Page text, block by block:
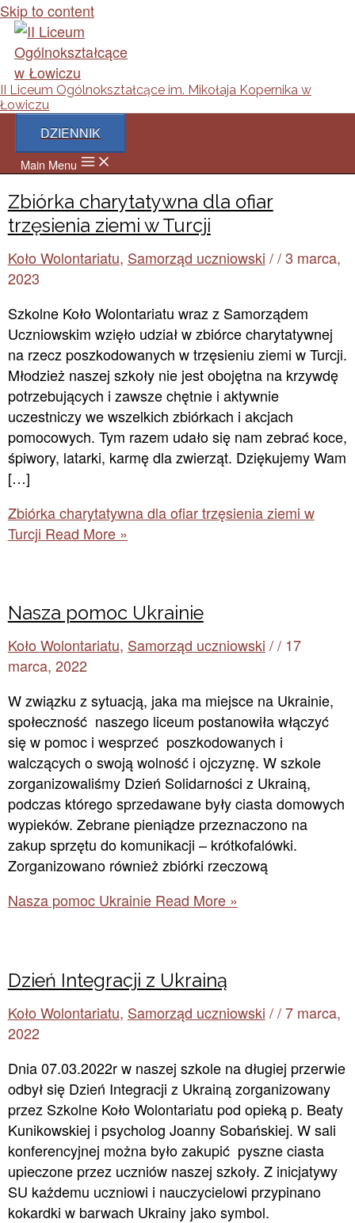
Skip to content
II Liceum Ogólnokształcące im. Mikołaja Kopernika w
Łowiczu
DZIENNIK
Main Menu
Zbiórka charytatywna dla ofiar
trzęsienia ziemi w Turcji
Koło Wolontariatu, Samorząd uczniowski //3 marca,
2023
Szkolne Koło Wolontariatu wraz z Samorządem
Uczniowskim wzięło udział w zbiórce charytatywnej
na rzecz poszkodowanych w trzęsieniu ziemi w Turcji.
Młodzież naszej szkoły nie jest obojętna na krzywdę
potrzebujących i zawsze chętnie i aktywnie
uczestniczy we wszelkich zbiórkach i akcjach
pomocowych. Tym razem udało się nam zebrać koce,
śpiwory, latarki, karmę dla zwierząt. Dziękujemy Wam
[…]
Zbiórka charytatywna dla ofiar trzęsienia ziemi w
Turcji Read More »
Nasza pomoc Ukrainie
Koło Wolontariatu, Samorząd uczniowski // 17
marca, 2022
W związku z sytuacją, jaka ma miejsce na Ukrainie,
społeczność naszego liceum postanowiła włączyć
się w pomoc i wesprzeć poszkodowanych i
walczących o swoją wolność i ojczyznę. W szkole
zorganizowaliśmy Dzień Solidarności z Ukrainą,
podczas którego sprzedawane były ciasta domowych
wypieków. Zebrane pieniądze przeznaczono na
zakup sprzętu do komunikacji – krótkofalówki.
Zorganizowano również zbiórki rzeczową
Nasza pomoc UkrainieRead More »
Dzień Integracji z Ukrainą
Koło Wolontariatu, Samorząd uczniowski //7 marca,
2022
Dnia 07.03.2022r w naszej szkole na długiej przerwie
odbył się Dzień Integracji z Ukrainą zorganizowany
przez Szkolne Koło Wolontariatu pod opieką p. Beaty
Kunikowskiej i psycholog Joanny Sobańskiej. W sali
konferencyjnej można było zakupić pyszne ciasta
upieczone przez uczniów naszej szkoły. Z inicjatywy
SU każdemu uczniowi i nauczycielowi przypinano
kokardki w barwach Ukrainy jako symbol.